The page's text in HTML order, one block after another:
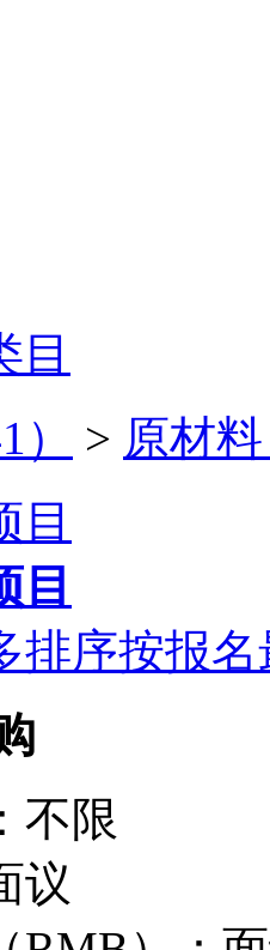
目
> 原材
目
目
排序按报
不限
议